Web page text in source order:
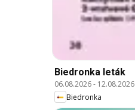
Biedronka leták
06.08.2026- 12.08.2026
Biedronka